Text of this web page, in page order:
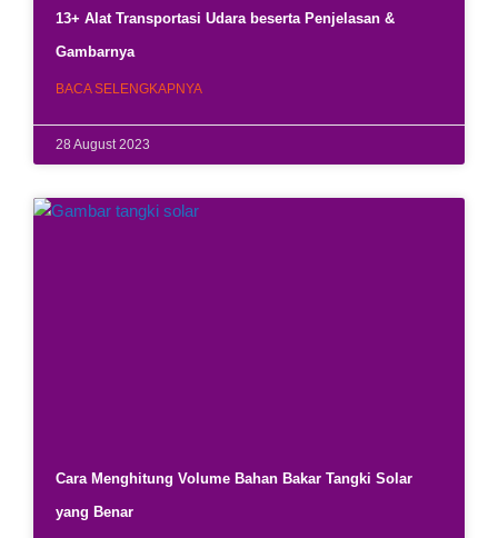
13+ Alat Transportasi Udara beserta Penjelasan &
Gambarnya
BACA SELENGKAPNYA
28 August 2023
Cara Menghitung Volume Bahan Bakar Tangki Solar
yang Benar